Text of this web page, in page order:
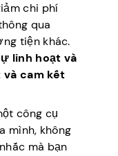
chi phí
qua
tiện khác.
linh hoạt và
cam kết
công cụ
mình, không
mà bạn